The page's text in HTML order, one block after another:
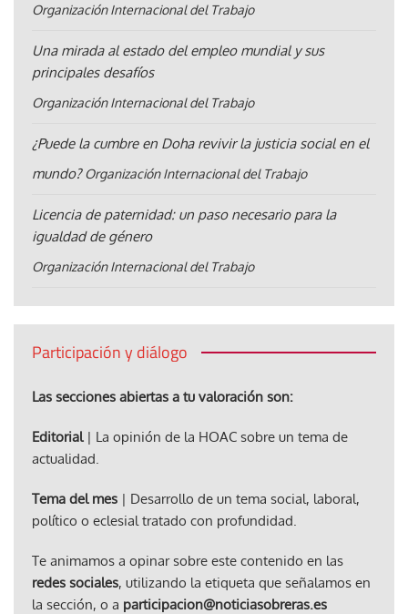
Organización Internacional del Trabajo
Una mirada al estado del empleo mundial y sus
principales desafíos
Organización Internacional del Trabajo
¿Puede la cumbre en Doha revivir la justicia social en el
mundo? Organización Internacional del Trabajo
Licencia de paternidad: un paso necesario para la
igualdad de género
Organización Internacional del Trabajo
Participación y diálogo
Las secciones abiertas a tu valoración son:
Editorial| La opinión de la HOAC sobre un tema de
actualidad.
Tema del mes | Desarrollo de un tema social, laboral,
político o eclesial tratado con profundidad.
Te animamos a opinar sobre este contenido en las
redes sociales, utilizando la etiqueta que señalamos en
la sección, o a participacion@noticiasobreras.es